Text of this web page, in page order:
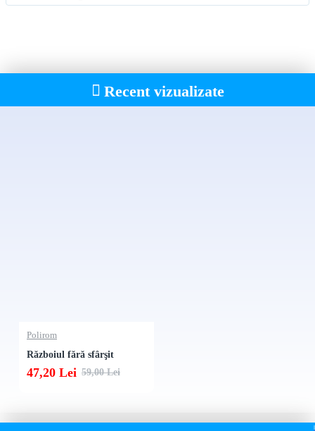
Recent vizualizate
Polirom
Războiul fără sfârşit
47,20 Lei 59,00 Lei